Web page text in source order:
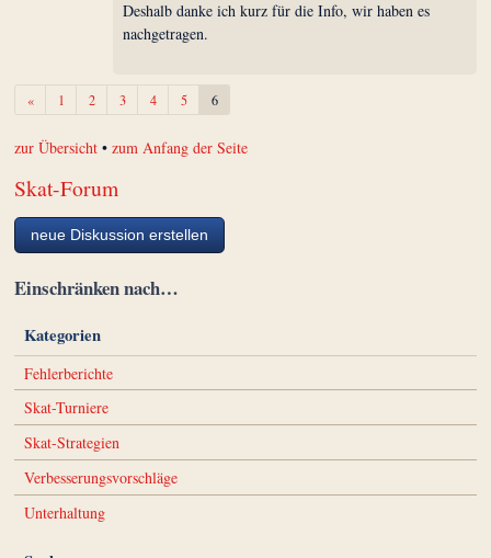
Deshalb danke ich kurz für die Info, wir haben es
nachgetragen.
«Zurück1 2 3 4 5 6
zur Übersicht •zum Anfang der Seite
Skat-Forum
neue Diskussion erstellen
Einschränken nach…
Kategorien
Fehlerberichte
Skat-Turniere
Skat-Strategien
Verbesserungsvorschläge
Unterhaltung